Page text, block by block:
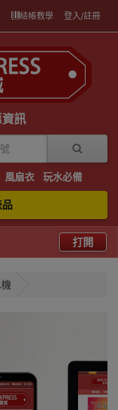
結帳教學 登入/註冊
訊
風扇衣 玩水必備
打開